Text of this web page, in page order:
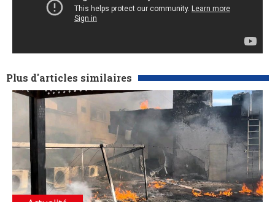
Plus d'articles similaires